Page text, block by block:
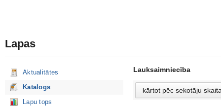
Lapas
Aktualitātes
Katalogs
Lapu tops
Lauksaimniecība